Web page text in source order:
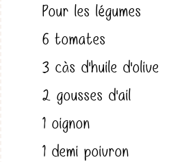
Pour les légumes
6 tomates
3 càs d'huile d'olive
2 gousses d'ail
1 oignon
1 demi poivron